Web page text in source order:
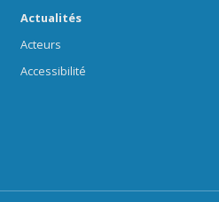
Actualités
Acteurs
Accessibilité